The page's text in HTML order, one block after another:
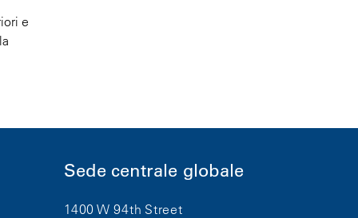
e
Sede centrale globale
1400 W 94th Street